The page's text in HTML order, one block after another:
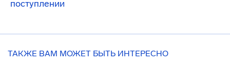
поступлении
ТАКЖЕ ВАМ МОЖЕТ БЫТЬ ИНТЕРЕСНО